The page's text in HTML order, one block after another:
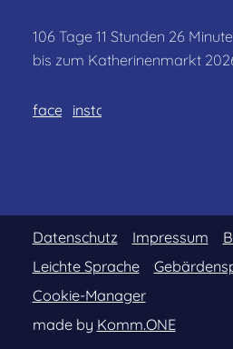
106 Tage 11 Stunden 26
bis zum Katherinenmarkt
facebookinstagram
Datenschutz Impressum
Leichte Sprache
Cookie-Manager
made by Komm.ONE